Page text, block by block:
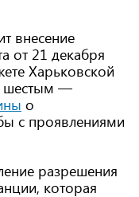
внесение
от 21 декабря
Харьковской
шестым —
о
с проявлениями
разрешения
которая